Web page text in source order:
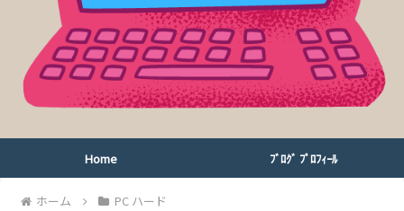
Home ﾌﾞﾛｸﾞ ﾌﾟﾛﾌｨｰﾙ
ホーム PC ハード